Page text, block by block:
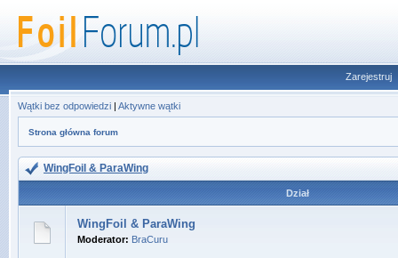
Zarejestruj
Wątki bez odpowiedzi | Aktywne wątki
Strona główna forum
WingFoil & ParaWing
Dział
WingFoil & ParaWing
Moderator: BraCuru